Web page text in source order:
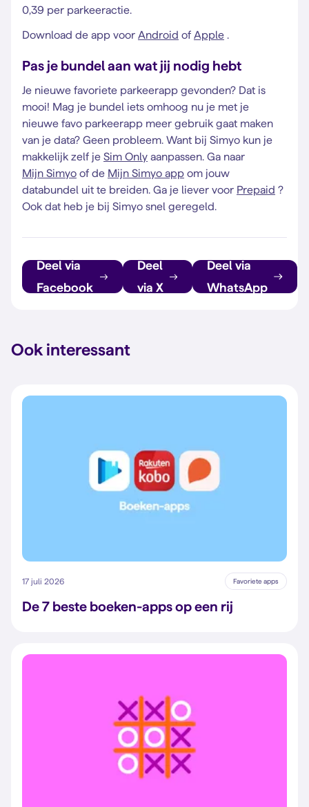
0,39 per parkeeractie.
Download de app voor Android of Apple .
Pas je bundel aan wat jij nodig hebt
Je nieuwe favoriete parkeerapp gevonden? Dat is
mooi! Mag je bundel iets omhoog nu je met je
nieuwe favo parkeerapp meer gebruik gaat maken
van je data? Geen probleem. Want bij Simyo kun je
makkelijk zelf je Sim Only aanpassen. Ga naar
Mijn Simyo of de Mijn Simyo app om jouw
databundel uit te breiden. Ga je liever voor Prepaid ?
Ook dat heb je bij Simyo snel geregeld.
Deel via
Facebook
Deel
via X
Deel via
WhatsApp
Ook interessant
17 juli 2026 Favoriete apps
De 7 beste boeken-apps op een rij